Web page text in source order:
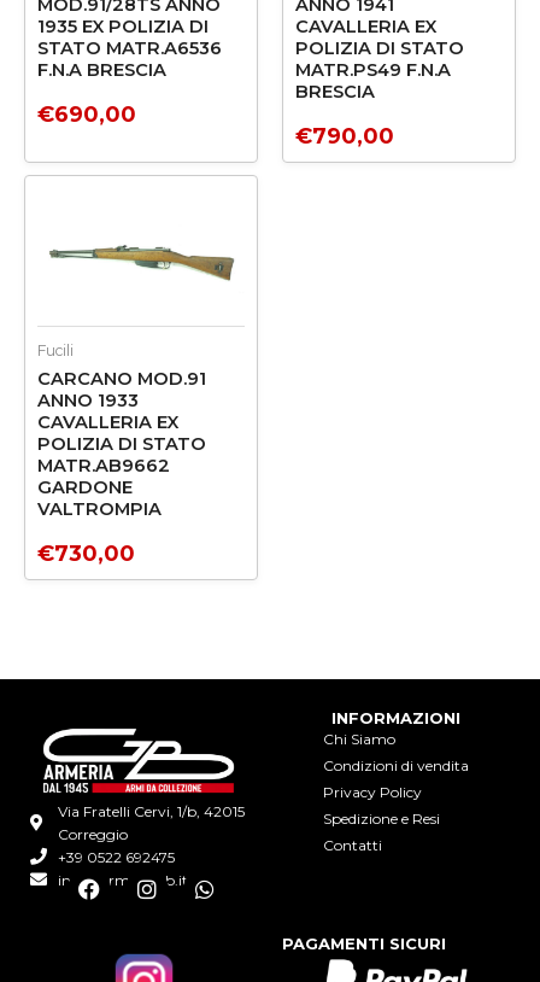
MOD.91/28TS ANNO
1935 EX POLIZIA DI
STATO MATR.A6536
F.N.A BRESCIA
€690,00
ANNO 1941
CAVALLERIA EX
POLIZIA DI STATO
MATR.PS49 F.N.A
BRESCIA
€790,00
Fucili
CARCANO MOD.91
ANNO 1933
CAVALLERIA EX
POLIZIA DI STATO
MATR.AB9662
GARDONE
VALTROMPIA
€730,00
Via Fratelli Cervi, 1/b, 42015
Correggio
+39 0522 692475
info@armeriagb.it
F
I
t
W
INFORMAZIONI
Chi Siamo
Condizioni di vendita
Privacy Policy
Spedizione e Resi
Contatti
PAGAMENTI SICURI